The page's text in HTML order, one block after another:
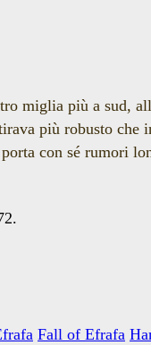
miglia più a sud,
più robusto
con sé rumori
Fall of Efrafa